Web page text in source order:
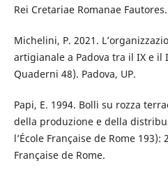
Rei Cretariae Romanae Fautores.
Michelini, P. 2021.
artigianale a Padova tra il IX e il
Quaderni 48). Padova, UP.
Papi, E. 1994. Bolli su rozza
della produzione e della
l’École Française de Rome 193):
Française de Rome.